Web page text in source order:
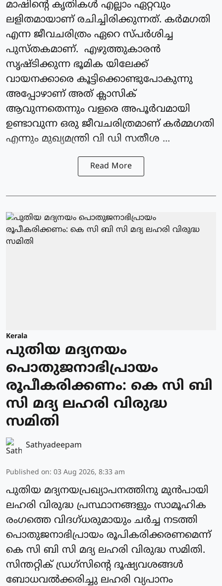
മാഷിന്റെ കൃതികൾ എല്ലാം ഏറ്റവും
ലളിതമായാണ് രചിച്ചിരിക്കുന്നത്. കർമഗതി
എന്ന ജീവചരിത്രം ഏറെ സ്പർശിച്ച
പുസ്തകമാണ്. എഴുത്തുകാരൻ
സൃഷ്ടിക്കുന്ന ഭൂമിക യിലേക്ക്
വായനക്കാരെ കൂട്ടിക്കൊണ്ടുപോകുന്നു
അപ്പോഴാണ് അത് ക്ലാസിക്
ആവുന്നതെന്നും വളരെ അപൂർവമായി
ഉണ്ടാവുന്ന ഒരു ജീവചരിത്രമാണ് കർമ്മഗതി
എന്നും മുഖ്യമന്ത്രി വി ഡി സതീശ ...
Read More
Kerala
പുതിയ മദ്യനയം
പൊതുജനാഭിപ്രായം
രൂപീകരിക്കണം: കെ സി ബി
സി മദ്യ ലഹരി വിരുദ്ധ
സമിതി
Sathyadeepam
Published on: 03 Aug 2026, 8:33 am
പുതിയ മദ്യനയപ്രഖ്യാപനത്തിനു മുൻപായി
ലഹരി വിരുദ്ധ പ്രസ്ഥാനങ്ങളും സാമൂഹിക
രംഗത്തെ വിദഗ്ധരുമായും ചർച്ച നടത്തി
പൊതുജനാഭിപ്രായം രൂപികരിക്കരണമെന്ന്
കെ സി ബി സി മദ്യ ലഹരി വിരുദ്ധ സമിതി.
സിന്തറ്റിക് ഡ്രഗ്സിൻ്റെ ദൂഷ്യവശങ്ങൾ
ബോധവൽക്കരിച്ചു ലഹരി വ്യപാനം